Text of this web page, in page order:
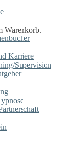
Warenkorb.
Karriere
Supervision